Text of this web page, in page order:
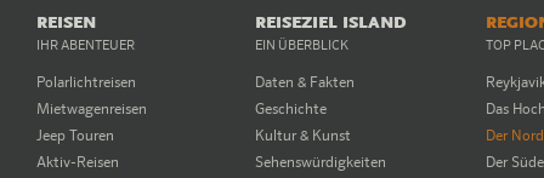
REISEN
IHR ABENTEUER
Polarlichtreisen
Mietwagenreisen
Jeep Touren
Aktiv-Reisen
REISEZIEL ISLAND
EIN ÜBERBLICK
Daten & Fakten
Geschichte
Kultur & Kunst
Sehenswürdigkeiten
TOP
Das
Der
Der